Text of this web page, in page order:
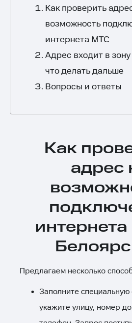
Как проверить
возможность
интернета МТС
Адрес входит в
что делать дальше
Вопросы и ответы
Как
адрес
Предлагаем несколько
Заполните специальную
укажите улицу, номер